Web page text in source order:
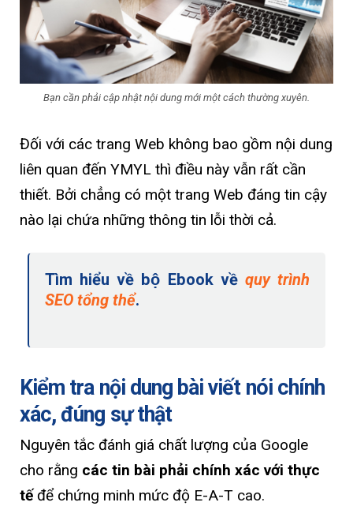
Bạn cần phải cập nhật nội dung mới một cách thường xuyên.
Đối với các trang Web không bao gồm nội dung
liên quan đến YMYL thì điều này vẫn rất cần
thiết. Bởi chẳng có một trang Web đáng tin cậy
nào lại chứa những thông tin lỗi thời cả.
Tìm hiểu về bộ Ebook về quy trình
SEO tổng thể.
Kiểm tra nội dung bài viết nói chính
xác, đúng sự thật
Nguyên tắc đánh giá chất lượng của Google
cho rằng các tin bài phải chính xác với thực
tếđể chứng minh mức độ E-A-T cao.